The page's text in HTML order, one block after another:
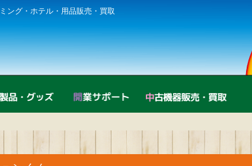
ング・ホテル・用品販売・買取
介 ケア製品・グッズ 開業サポート 中古